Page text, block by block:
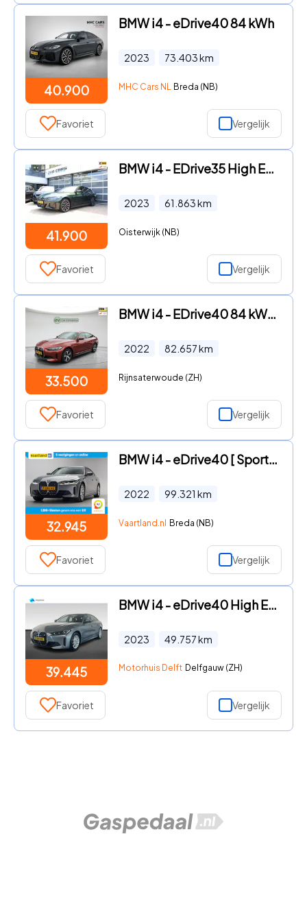
40.900
BMW i4 - eDrive40 84 kWh
2023 73.403km
MHC Cars NL Breda (NB)
Favoriet Vergelijk
41.900
BMW i4 - EDrive35 High Executive 70 kWh
2023 61.863km
Oisterwijk (NB)
Favoriet Vergelijk
33.500
BMW i4 - EDrive40 84 kWh | SOH 95% | Volleder | Camera | CarPlay | St
2022 82.657km
Rijnsaterwoude (ZH)
Favoriet Vergelijk
32.945
BMW i4 - eDrive40 [ Sportstoelen Adapt.cruise Camera ]
2022 99.321 km
Vaartland.nl Breda (NB)
Favoriet Vergelijk
39.445
BMW i4 - eDrive40 High Executive Achteruitrijcamera met 360° Surround
2023 49.757km
Motorhuis Delft Delfgauw (ZH)
Favoriet Vergelijk